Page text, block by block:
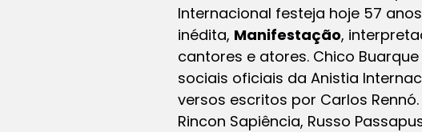
Internacional festeja hoje 57
inédita, Manifestação,
cantores e atores. Chico Buarque
sociais oficiais da Anistia
versos escritos por Carlos
Rincon Sapiência, Russo